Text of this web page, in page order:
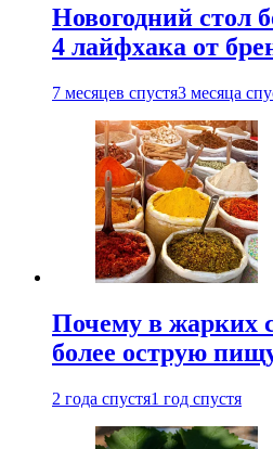
Новогодний стол
4 лайфхака от
7 месяцев спустя3 месяца
Почему в жарких
более острую
2 года спустя1 год спустя